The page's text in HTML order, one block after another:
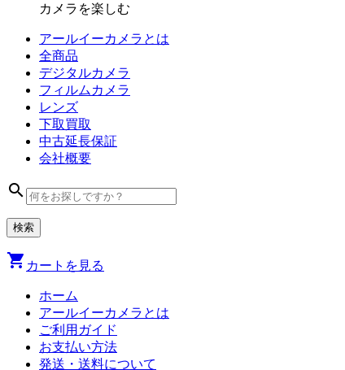
カメラを楽しむ
アールイーカメラとは
全商品
デジタルカメラ
フィルム カメラ
レンズ
下取買取
中古延長保証
会社概要
search
shopping_cart カートを見る
ホーム
アールイーカメラとは
ご利用ガイド
お支払い方法
発送・送料について